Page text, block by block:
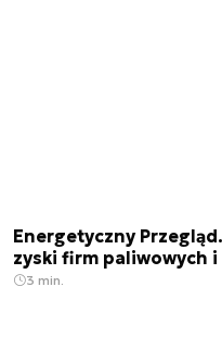
Energetyczny
zyski firm paliwowych
3 min.